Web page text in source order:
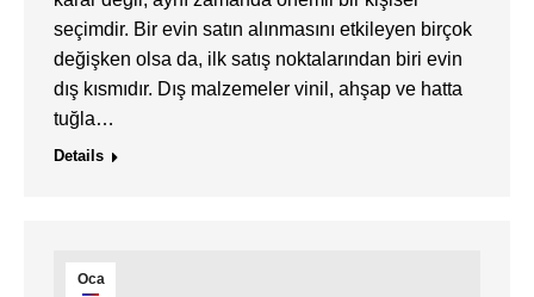
seçimdir. Bir evin satın alınmasını etkileyen birçok
değişken olsa da, ilk satış noktalarından biri evin
dış kısmıdır. Dış malzemeler vinil, ahşap ve hatta
tuğla…
Details
Oca